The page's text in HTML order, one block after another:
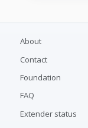
About
Contact
Foundation
FAQ
Extender status